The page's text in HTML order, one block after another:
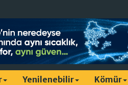
Yenilenebilir Kömür